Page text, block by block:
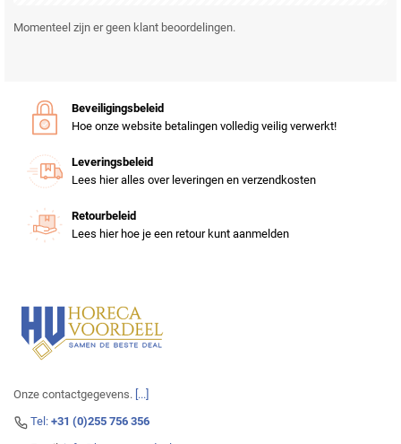
Momenteel zijn er geen klant beoordelingen.
Beveiligingsbeleid
Hoe onze website betalingen volledig veilig verwerkt!
Leveringsbeleid
Lees hier alles over leveringen en verzendkosten
Retourbeleid
Lees hier hoe je een retour kunt aanmelden
Onze contactgegevens. [...]
Tel: +31 (0)255 756 356